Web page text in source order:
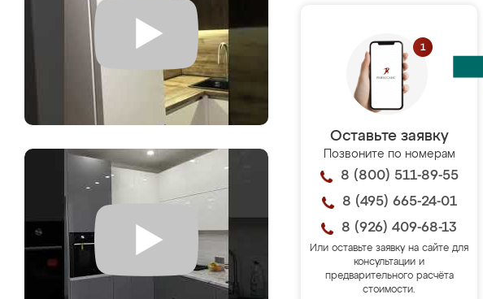
Оставьте заявку
Позвоните по номерам
8 (800) 511-89-55
8 (495) 665-24-01
8 (926) 409-68-13
Или оставьте заявку на сайте для
консультации и
предварительного расчёта
стоимости.